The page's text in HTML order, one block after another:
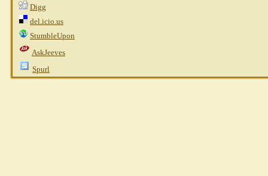
Digg
del.icio.us
StumbleUpon
AskJeeves
Spurl